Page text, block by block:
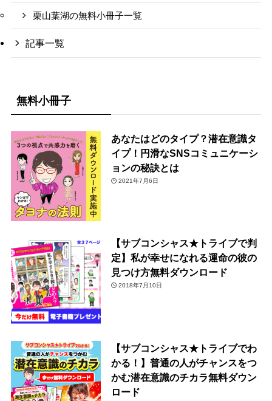
栗山葉湖の無料小冊子一覧
記事一覧
無料小冊子
あなたはどのタイプ？潜在意識タ
イプ！円滑なSNSコミュニケーシ
ョンの秘訣とは
2021年7月6日
【サブコンシャス★トライブで判
定】私が幸せになれる運命の彼の
見つけ方無料ダウンロード
2018年7月10日
【サブコンシャス★トライブでわ
かる！】普通の人がチャンスをつ
かむ潜在意識のチカラ無料ダウン
ロード